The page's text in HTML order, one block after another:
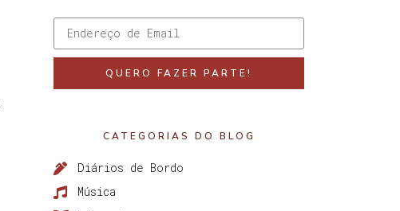
QUERO FAZER PARTE!
CATEGORIAS DO BLOG
Diários de Bordo
Música